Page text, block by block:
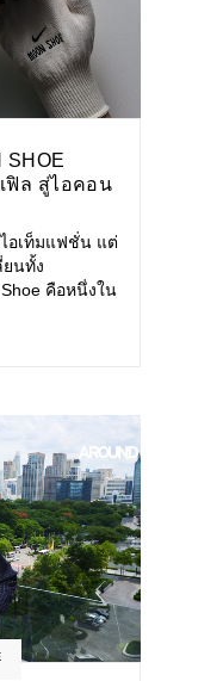
SHOE
ฟิล สู่ไอคอน
ไอเท็มแฟชั่น แต่
นทั้ง
คือหนึ่งใน
พร้อมพาเรื่อง